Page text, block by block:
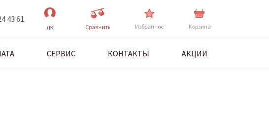
43 61
ЛК Cравнить Избранное Корзина
СЕРВИС КОНТАКТЫ АКЦИИ